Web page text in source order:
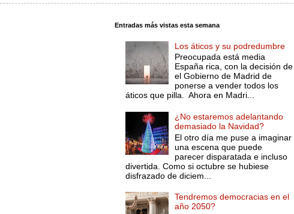
Entradas más vistas esta semana
Los áticos y su podredumbre
Preocupada está media
España rica, con la decisión de
el Gobierno de Madrid de
ponerse a vender todos los
áticos que pilla. Ahora en Madri...
¿No estaremos adelantando
demasiado la Navidad?
El otro día me puse a imaginar
una escena que puede
parecer disparatada e incluso
divertida. Como si octubre se hubiese
disfrazado de diciem...
Tendremos democracias en el
año 2050?